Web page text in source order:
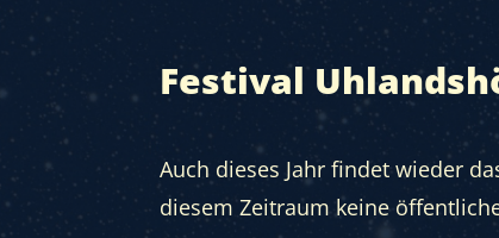
Festival
Auch dieses Jahr findet wieder
diesem Zeitraum keine